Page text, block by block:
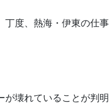
度、熱海・伊東の仕
壊れていることが判